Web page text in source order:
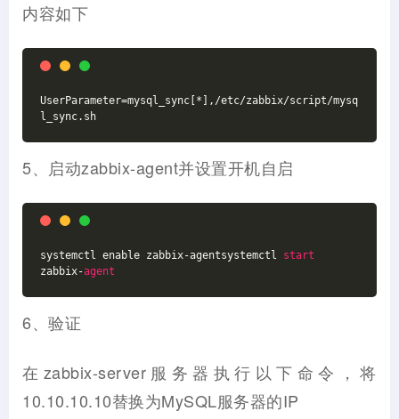
内容如下
UserParameter=mysql_sync[*],/etc/zabbix/script/mysq
l_sync.sh
5、启动zabbix-agent并设置开机自启
systemctl enable zabbix-agentsystemctl start
zabbix-agent
6、验证
在zabbix-server服务器执行以下命令，将
10.10.10.10替换为MySQL服务器的IP